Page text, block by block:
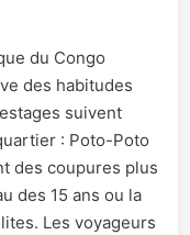
du Congo
des habitudes
suivent
: Poto-Poto
des coupures plus
des 15 ans ou la
Les voyageurs